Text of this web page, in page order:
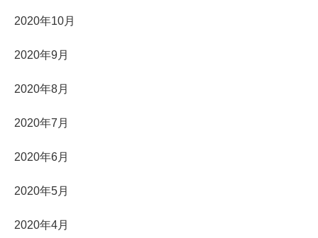
2020年10月
2020年9月
2020年8月
2020年7月
2020年6月
2020年5月
2020年4月